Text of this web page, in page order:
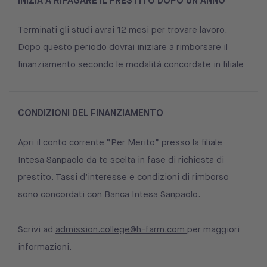
Terminati gli studi avrai 12 mesi per trovare lavoro.
Dopo questo periodo dovrai iniziare a rimborsare il
finanziamento secondo le modalità concordate in filiale
CONDIZIONI DEL FINANZIAMENTO
Apri il conto corrente “Per Merito” presso la filiale
Intesa Sanpaolo da te scelta in fase di richiesta di
prestito. Tassi d’interesse e condizioni di rimborso
sono concordati con Banca Intesa Sanpaolo.
Scrivi ad admission.college@h-farm.com per maggiori
informazioni.